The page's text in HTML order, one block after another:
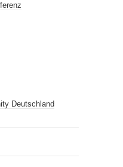
Deutschland